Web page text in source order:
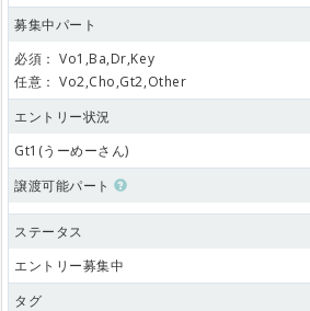
募集中パート
必須： Vo1,Ba,Dr,Key
任意： Vo2,Cho,Gt2,Other
エントリー状況
Gt1(うーめーさん)
譲渡可能パート
ステータス
エントリー募集中
タグ